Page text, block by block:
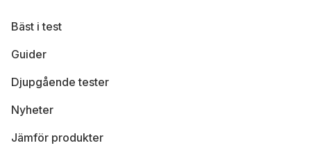
Bäst i test
Guider
Djupgående tester
Nyheter
Jämför produkter